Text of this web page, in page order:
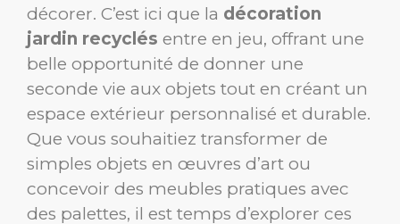
décorer. C’est ici que la décoration
jardin recyclés entre en jeu, offrant une
belle opportunité de donner une
seconde vie aux objets tout en créant un
espace extérieur personnalisé et durable.
Que vous souhaitiez transformer de
simples objets en œuvres d’art ou
concevoir des meubles pratiques avec
des palettes, il est temps d’explorer ces